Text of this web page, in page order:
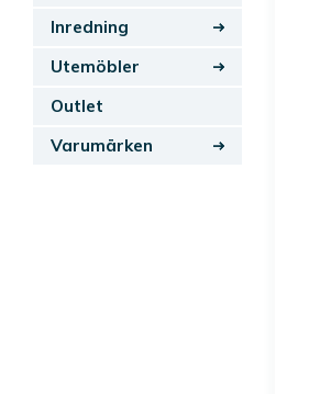
Inredning
Utemöbler
Outlet
Varumärken